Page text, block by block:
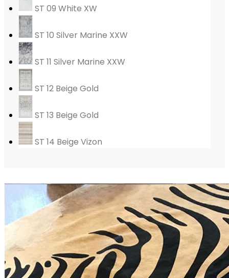
ST 09 White XW
ST 10 Silver Marine XXW
ST 11 Silver Marine XXW
ST 12 Beige Gold
ST 13 Beige Gold
ST 14 Beige Vizon